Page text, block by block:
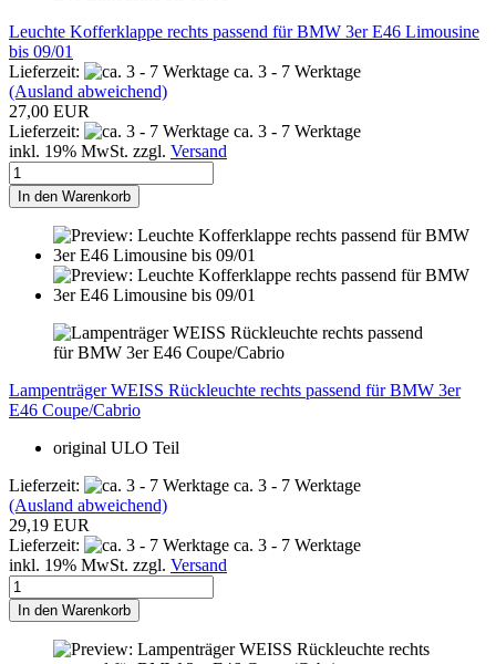
Leuchte Kofferklappe rechts passend für BMW 3er E46 Limousine
bis 09/01
Lieferzeit:
ca. 3 - 7 Werktage
(Ausland abweichend)
27,00 EUR
Lieferzeit:
ca. 3 - 7 Werktage
inkl. 19% MwSt. zzgl. Versand
In den Warenkorb
Lampenträger WEISS Rückleuchte rechts passend für BMW 3er
E46 Coupe/Cabrio
original ULO Teil
Lieferzeit:
ca. 3 - 7 Werktage
(Ausland abweichend)
29,19 EUR
Lieferzeit:
ca. 3 - 7 Werktage
inkl. 19% MwSt. zzgl. Versand
In den Warenkorb